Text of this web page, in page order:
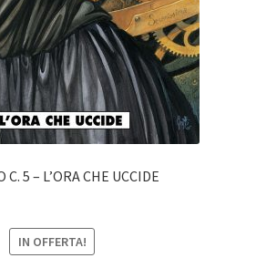
C. 5 – L’ORA CHE UCCIDE
IN OFFERTA!